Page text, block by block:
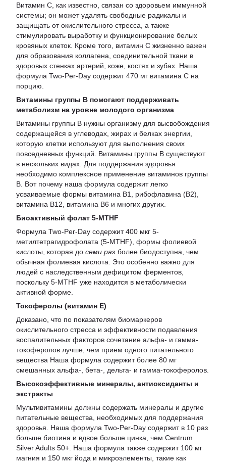
Витамин С, как известно, связан со здоровьем иммунной
системы; он может удалять свободные радикалы и
защищать от окислительного стресса, а также
стимулировать выработку и функционирование белых
кровяных клеток. Кроме того, витамин С жизненно важен
для образования коллагена, соединительной ткани в
здоровых стенках артерий, коже, костях и зубах. Наша
формула Two-Per-Day содержит 470 мг витамина С на
порцию.
Витамины группы B помогают поддерживать
метаболизм на уровне молодого организма
Витамины группы В нужны организму для высвобождения
содержащейся в углеводах, жирах и белках энергии,
которую клетки используют для выполнения своих
повседневных функций. Витамины группы В существуют
в нескольких видах. Для поддержания здоровья
необходимо комплексное применение витаминов группы
В. Вот почему наша формула содержит легко
усваиваемые формы витамина B1, рибофлавина (B2),
витамина B12, витамина B6 и многих других.
Биоактивный фолат 5-MTHF
Формула Two-Per-Day содержит 400 мкг 5-
метилтетрагидрофолата (5-MTHF), формы фолиевой
кислоты, которая до семи раз более биодоступнa, чем
обычная фолиевая кислота. Это особенно важно для
людей с наследственным дефицитом ферментов,
поскольку 5-MTHF уже находится в метаболически
активной форме.
Токоферолы (витамин Е)
Доказано, что по показателям биомаркеров
окислительного стресса и эффективности подавления
воспалительных факторов сочетание альфа- и гамма-
токоферолов лучше, чем прием одного питательного
вещества Наша формула содержит более 80 мг
смешанных альфа-, бета-, дельта- и гамма-токоферолов.
Высокоэффективные минералы, антиоксиданты и
экстракты
Мультивитамины должны содержать минералы и другие
питательные вещества, необходимых для поддержания
здоровья. Наша формула Two-Per-Day содержит в 10 раз
больше биотина и вдвое больше цинка, чем Centrum
Silver Adults 50+. Наша формула также содержит 100 мг
магния и 150 мкг йода и микроэлементы, такие как